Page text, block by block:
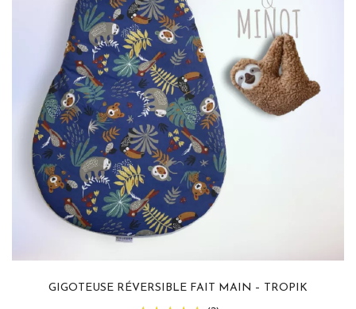
GIGOTEUSE RÉVERSIBLE FAIT MAIN – TROPIK